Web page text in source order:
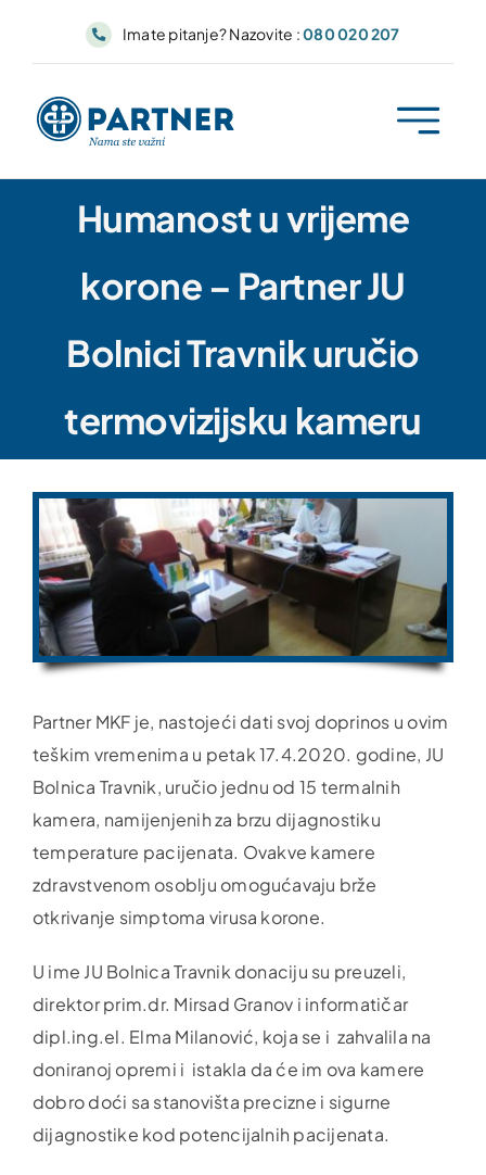
Imate pitanje? Nazovite :080 020 207
Humanost u vrijeme
korone – Partner JU
Bolnici Travnik uručio
termovizijsku kameru
Partner MKF je, nastojeći dati svoj doprinos u ovim
teškim vremenima u petak 17.4.2020. godine, JU
Bolnica Travnik, uručio jednu od 15 termalnih
kamera, namijenjenih za brzu dijagnostiku
temperature pacijenata. Ovakve kamere
zdravstvenom osoblju omogućavaju brže
otkrivanje simptoma virusa korone.
U ime JU Bolnica Travnik donaciju su preuzeli,
direktor prim.dr. Mirsad Granov i informatičar
dipl.ing.el. Elma Milanović, koja se i zahvalila na
doniranoj opremi i istakla da će im ova kamere
dobro doći sa stanovišta precizne i sigurne
dijagnostike kod potencijalnih pacijenata.